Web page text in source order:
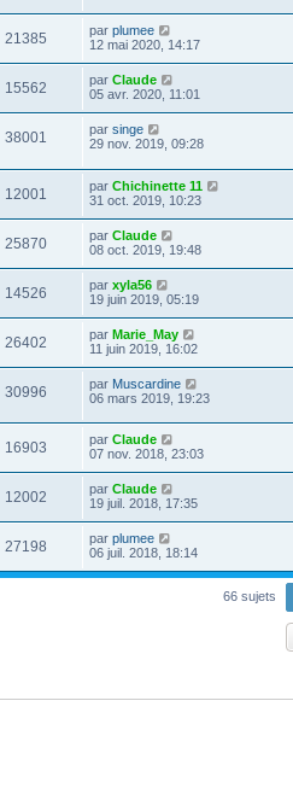
21385 par plumee
12 mai 2020, 14:17
15562 par Claude
05 avr. 2020, 11:01
38001 par singe
29 nov. 2019, 09:28
12001 par Chichinette 11
31 oct. 2019, 10:23
25870 par Claude
08 oct. 2019, 19:48
14526 par xyla56
19 juin 2019, 05:19
26402 par Marie_May
11 juin 2019, 16:02
30996 par Muscardine
06 mars 2019, 19:23
16903 par Claude
07 nov. 2018, 23:03
12002 par Claude
19 juil. 2018, 17:35
27198 par plumee
06 juil. 2018, 18:14
66 sujets